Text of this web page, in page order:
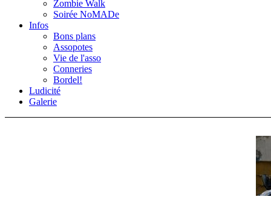
Zombie Walk
Soirée NoMADe
Infos
Bons plans
Assopotes
Vie de l'asso
Conneries
Bordel!
Ludicité
Galerie